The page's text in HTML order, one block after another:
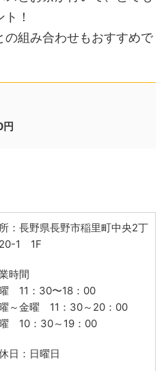
！
の組み合わせもおすすめで
：長野県長野市稲里町中央2丁
1 1F
時間
11：30〜18：00
～金曜 11：30～20：00
10：30～19：00
日：日曜日